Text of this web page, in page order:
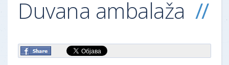
Duvana ambalaža